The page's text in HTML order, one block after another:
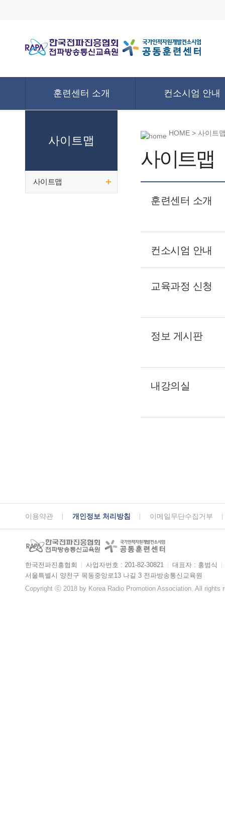
훈련센터 소개 컨소시엄 안내
사이트맵
사이트맵
HOME > 사이트
사이트맵
훈련센터 소개
컨소시엄 안내
교육과정 신청
정보 게시판
내강의실
이용약관 개인정보 처리방침 이메일무단수집거부
한국전파진흥협회 사업자번호 : 201-82-30821 대표자 : 홍범식
서울특별시 양천구 목동중앙로13 나길 3 전파방송통신교육원
Copyright ⓒ 2018 by Korea Radio Promotion Association. All rights